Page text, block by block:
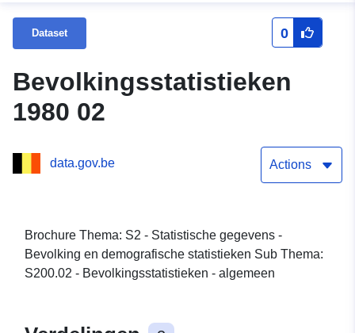
Dataset 0
Bevolkingsstatistieken
1980 02
data.gov.be Actions
Brochure Thema: S2 - Statistische gegevens -
Bevolking en demografische statistieken Sub Thema:
S200.02 - Bevolkingsstatistieken - algemeen